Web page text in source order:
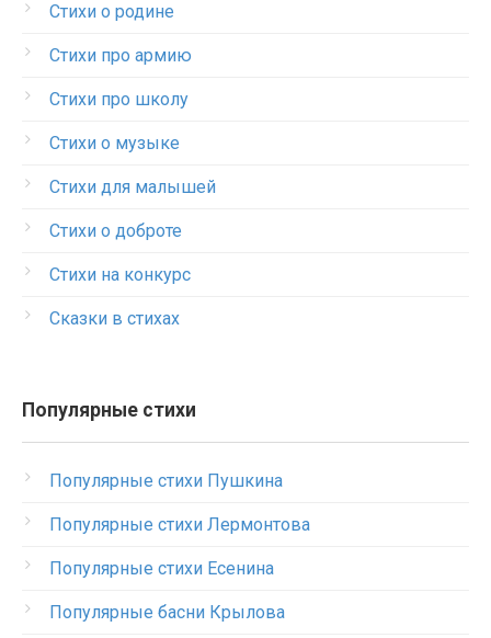
Стихи о родине
Стихи про армию
Стихи про школу
Стихи о музыке
Стихи для малышей
Стихи о доброте
Стихи на конкурс
Сказки в стихах
Популярные стихи
Популярные стихи Пушкина
Популярные стихи Лермонтова
Популярные стихи Есенина
Популярные басни Крылова